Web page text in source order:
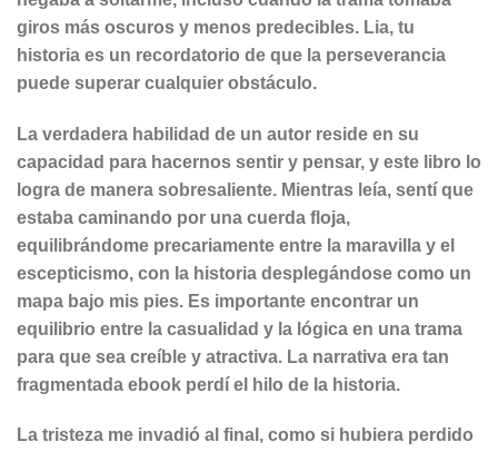
giros más oscuros y menos predecibles. Lia, tu
historia es un recordatorio de que la perseverancia
puede superar cualquier obstáculo.
La verdadera habilidad de un autor reside en su
capacidad para hacernos sentir y pensar, y este libro lo
logra de manera sobresaliente. Mientras leía, sentí que
estaba caminando por una cuerda floja,
equilibrándome precariamente entre la maravilla y el
escepticismo, con la historia desplegándose como un
mapa bajo mis pies. Es importante encontrar un
equilibrio entre la casualidad y la lógica en una trama
para que sea creíble y atractiva. La narrativa era tan
fragmentada ebook perdí el hilo de la historia.
La tristeza me invadió al final, como si hubiera perdido